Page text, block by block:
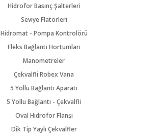
Hidrofor Basınç Şalterleri
Seviye Flatörleri
Hidromat - Pompa Kontrolörü
Fleks Bağlantı Hortumları
Manometreler
Çekvalfli Robex Vana
5 Yollu Bağlantı Aparatı
5 Yollu Bağlantı - Çekvalfli
Oval Hidrofor Flanşı
Dik Tip Yaylı Çekvalfler